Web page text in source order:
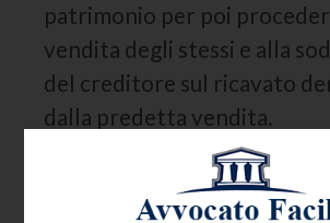
patrimonio per poi
vendita degli stessi e alla
del creditore sul ricavato
dalla predetta vendita.
Inoltre, l’espropriazione
avere per oggetto beni